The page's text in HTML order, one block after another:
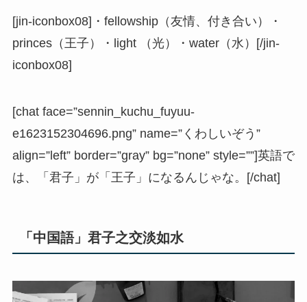
[jin-iconbox08]・fellowship（友情、付き合い）・
princes（王子）・light （光）・water（水）[/jin-
iconbox08]
[chat face=”sennin_kuchu_fuyuu-
e1623152304696.png” name=”くわしいぞう”
align=”left” border=”gray” bg=”none” style=””]英語で
は、「君子」が「王子」になるんじゃな。[/chat]
「中国語」君子之交淡如水